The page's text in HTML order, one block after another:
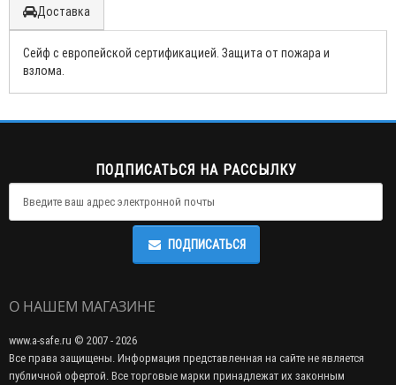
Доставка
Сейф с европейской сертификацией. Защита от пожара и
взлома.
ПОДПИСАТЬСЯ НА РАССЫЛКУ
ПОДПИСАТЬСЯ
О НАШЕМ МАГАЗИНЕ
www.a-safe.ru © 2007 - 2026
Все права защищены. Информация представленная на сайте не является
публичной офертой. Все торговые марки принадлежат их законным